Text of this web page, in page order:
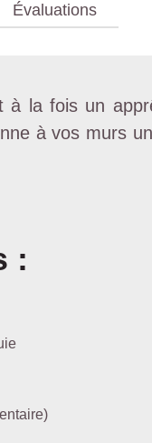
Évaluations
la fois un
à vos murs
: